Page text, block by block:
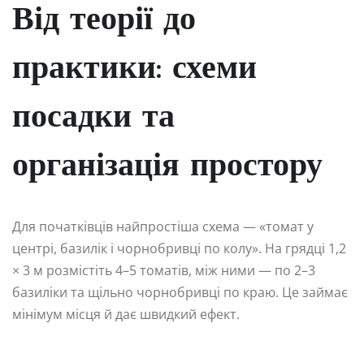
Від теорії до
практики: схеми
посадки та
організація простору
Для початківців найпростіша схема — «томат у
центрі, базилік і чорнобривці по колу». На грядці 1,2
× 3 м розмістіть 4–5 томатів, між ними — по 2–3
базиліки та щільно чорнобривці по краю. Це займає
мінімум місця й дає швидкий ефект.